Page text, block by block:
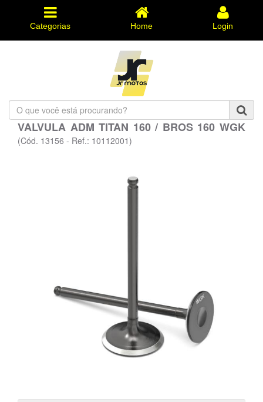
Categorias Home Login
O
que
você
está
VALVULA ADM TITAN 160 / BROS 160 WGK
(Cód. 13156 - Ref.: 10112001)